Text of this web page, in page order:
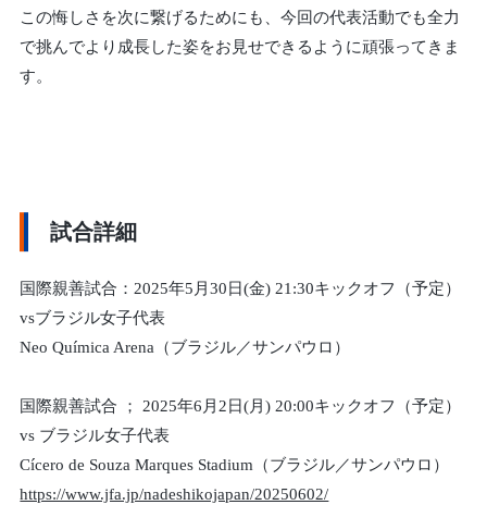
この悔しさを次に繋げるためにも、今回の代表活動でも全力
で挑んでより成長した姿をお見せできるように頑張ってきま
す。
試合詳細
国際親善試合：2025年5月30日(金) 21:30キックオフ（予定）
vsブラジル女子代表
Neo Química Arena（ブラジル／サンパウロ）
国際親善試合 ； 2025年6月2日(月) 20:00キックオフ（予定）
vs ブラジル女子代表
Cícero de Souza Marques Stadium（ブラジル／サンパウロ）
https://www.jfa.jp/nadeshikojapan/20250602/